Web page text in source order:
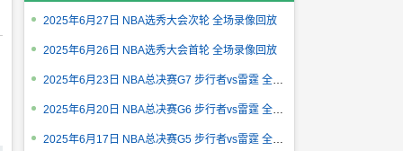
2025年6月27日 NBA选秀大会次轮 全场录像回放
2025年6月26日 NBA选秀大会首轮 全场录像回放
2025年6月23日 NBA总决赛G7 步行者vs雷霆 全场录像回放
2025年6月20日 NBA总决赛G6 步行者vs雷霆 全场录像回放
2025年6月17日 NBA总决赛G5 步行者vs雷霆 全场录像回放